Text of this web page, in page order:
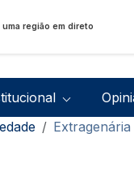
uma região em direto